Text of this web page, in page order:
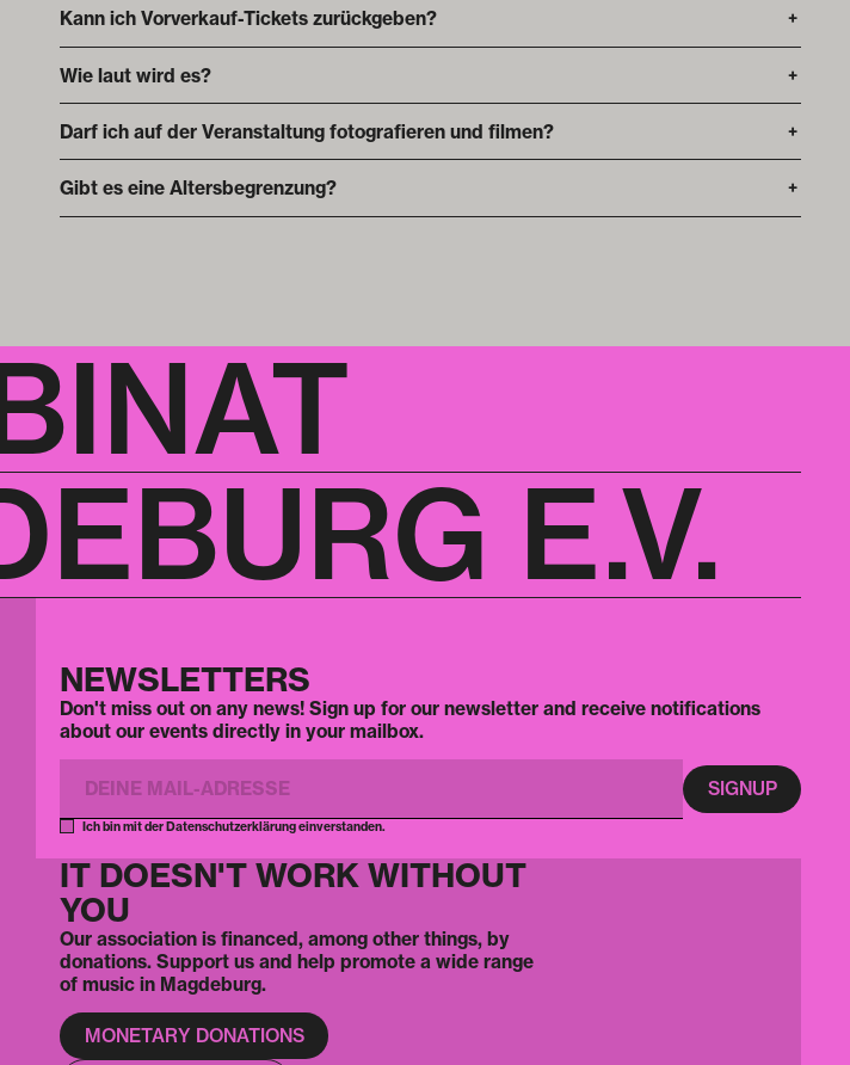
Kann ich Vorverkauf-Tickets zurückgeben? +
Wie laut wird es? +
Darf ich auf der Veranstaltung fotografieren und filmen? +
Gibt es eine Altersbegrenzung? +
E.V.
NEWSLETTERS
Don't miss out on any news! Sign up for our newsletter and receive notifications
about our events directly in your mailbox.
Ich bin mit der Datenschutzerklärung einverstanden.
IT DOESN'T WORK WITHOUT
YOU
Our association is financed, among other things, by
donations. Support us and help promote a wide range
of music in Magdeburg.
MONETARY DONATIONS